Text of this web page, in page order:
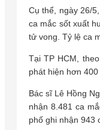
Cụ thể, ngày 26/
ca mắc sốt xuất
tử vong. Tỷ lệ ca
Tại TP HCM,
phát hiện hơn
Bác sĩ Lê Hồng
nhận 8.481 ca
phố ghi nhận 943